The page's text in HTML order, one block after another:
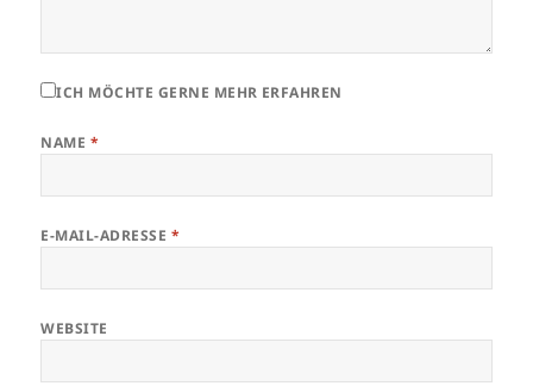
ICH MÖCHTE GERNE MEHR ERFAHREN
NAME *
E-MAIL-ADRESSE *
WEBSITE